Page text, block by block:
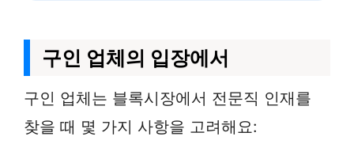
구인 업체의 입장에서
구인 업체는 블록시장에서 전문직 인재를
찾을 때 몇 가지 사항을 고려해요: